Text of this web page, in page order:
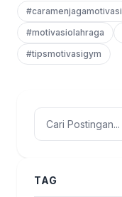
#caramenjagamotivasi
#motivasiolahraga
#tipsmotivasigym
TAG